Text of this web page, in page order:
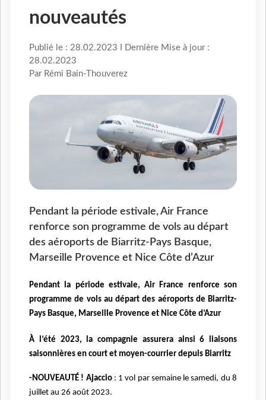
nouveautés
Publié le : 28.02.2023 I Dernière Mise à jour :
28.02.2023
Par Rémi Bain-Thouverez
Pendant la période estivale, Air France
renforce son programme de vols au départ
des aéroports de Biarritz-Pays Basque,
Marseille Provence et Nice Côte d’Azur
Pendant la période estivale, Air France renforce son
programme de vols au départ des aéroports de Biarritz-
Pays Basque, Marseille Provence et Nice Côte d’Azur
À l’été 2023, la compagnie assurera ainsi 6 liaisons
saisonnières en court et moyen-courrier depuis Biarritz
-NOUVEAUTÉ ! Ajaccio: 1 vol par semaine le samedi, du 8
juillet au 26 août 2023.